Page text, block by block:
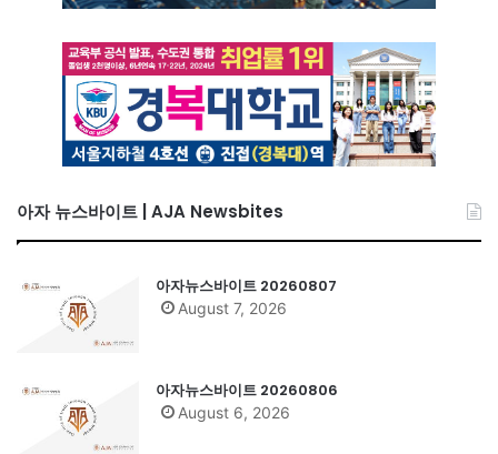
아자 뉴스바이트 | AJA Newsbites
아자뉴스바이트 20260807
August 7, 2026
아자뉴스바이트 20260806
August 6, 2026